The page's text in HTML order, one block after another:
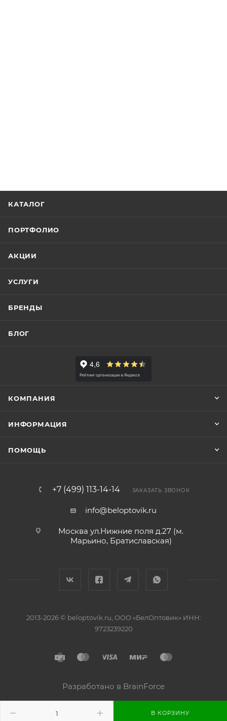
В КОРЗИНУ
КАТАЛОГ
ПОРТФОЛИО
АКЦИИ
УСЛУГИ
БРЕНДЫ
БЛОГ
КОМПАНИЯ
ИНФОРМАЦИЯ
ПОМОЩЬ
+7 (499) 113-14-14 ЗАКАЗАТЬ ЗВОНОК
info@beloptovik.ru
Москва ул.Нижние поля д.27 (м.
Марьино, Братиславская)
2013-2026 © beloptovik.ru, ООО «БелОптовик» ИНН:
9723239220
Разработано в BrainForce